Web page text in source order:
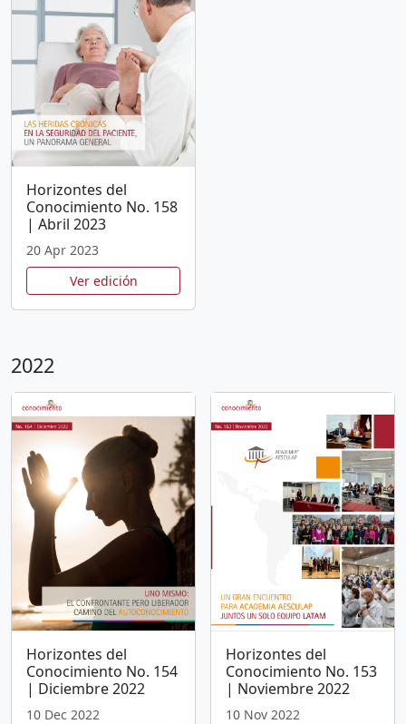
Horizontes del
Conocimiento No. 158
| Abril 2023
20 Apr 2023
Ver edición
2022
Horizontes del
Conocimiento No. 154
| Diciembre 2022
10 Dec 2022
Horizontes del
Conocimiento No. 153
| Noviembre 2022
10 Nov 2022